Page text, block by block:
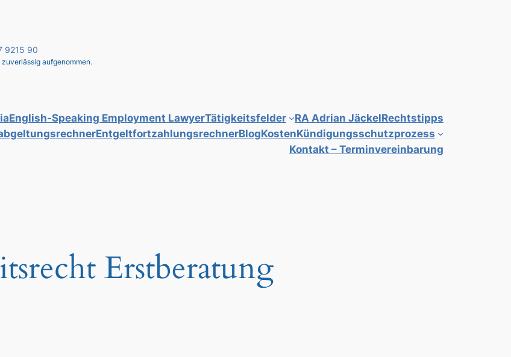
9215 90
aufgenommen.
English-Speaking Employment LawyerTätigkeitsfelder RA Adrian JäckelRechtstipps
EntgeltfortzahlungsrechnerBlogKostenKündigungsschutzprozess
Kontakt – Terminvereinbarung
Erstberatung